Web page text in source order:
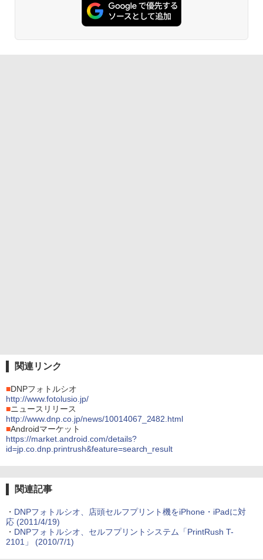
関連リンク
■DNPフォトルシオ
http://www.fotolusio.jp/
■ニュースリリース
http://www.dnp.co.jp/news/10014067_2482.html
■Androidマーケット
https://market.android.com/details?
id=jp.co.dnp.printrush&feature=search_result
関連記事
・ DNPフォトルシオ、店頭セルフプリント機をiPhone・iPadに対
応 (2011/4/19)
・ DNPフォトルシオ、セルフプリントシステム「PrintRush T-
2101」 (2010/7/1)